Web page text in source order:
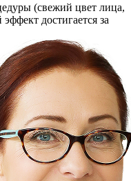
(свежий цвет лица,
достигается за